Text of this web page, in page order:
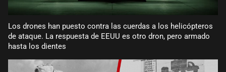
Los drones han puesto contra las cuerdas a los helicópteros
de ataque. La respuesta de EEUU es otro dron, pero armado
hasta los dientes